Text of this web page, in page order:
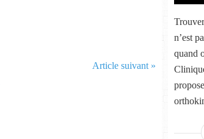
Article suivant »
n’est
quand